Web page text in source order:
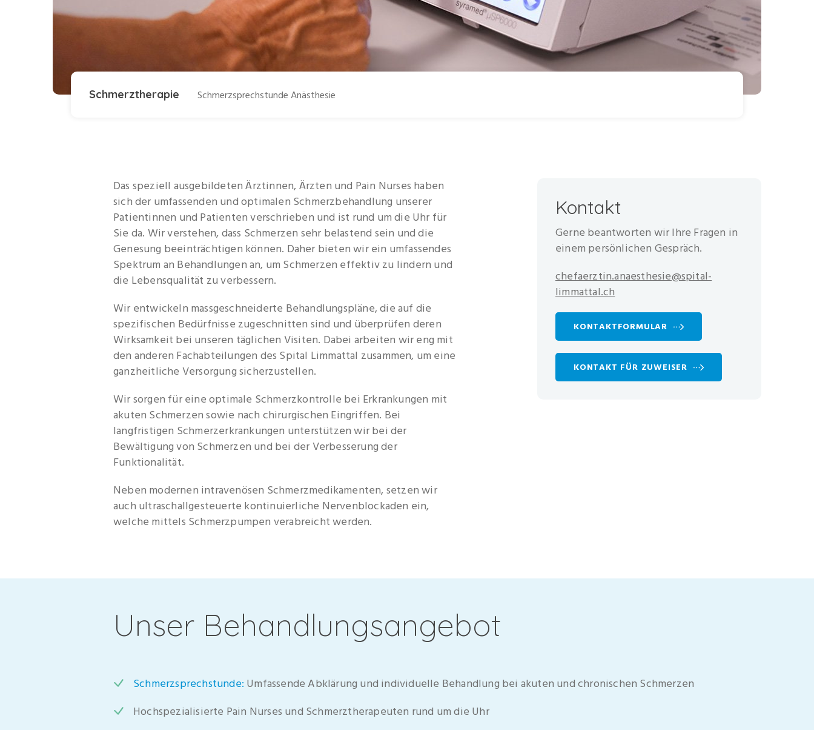
Schmerztherapie Schmerzsprechstunde Anästhesie
Das speziell ausgebildeten Ärztinnen, Ärzten und Pain Nurses haben
sich der umfassenden und optimalen Schmerzbehandlung unserer
Patientinnen und Patienten verschrieben und ist rund um die Uhr für
Sie da. Wir verstehen, dass Schmerzen sehr belastend sein und die
Genesung beeinträchtigen können. Daher bieten wir ein umfassendes
Spektrum an Behandlungen an, um Schmerzen effektiv zu lindern und
die Lebensqualität zu verbessern.
Wir entwickeln massgeschneiderte Behandlungspläne, die auf die
spezifischen Bedürfnisse zugeschnitten sind und überprüfen deren
Wirksamkeit bei unseren täglichen Visiten. Dabei arbeiten wir eng mit
den anderen Fachabteilungen des Spital Limmattal zusammen, um eine
ganzheitliche Versorgung sicherzustellen.
Wir sorgen für eine optimale Schmerzkontrolle bei Erkrankungen mit
akuten Schmerzen sowie nach chirurgischen Eingriffen. Bei
langfristigen Schmerzerkrankungen unterstützen wir bei der
Bewältigung von Schmerzen und bei der Verbesserung der
Funktionalität.
Neben modernen intravenösen Schmerzmedikamenten, setzen wir
auch ultraschallgesteuerte kontinuierliche Nervenblockaden ein,
welche mittels Schmerzpumpen verabreicht werden.
Kontakt
Gerne beantworten wir Ihre Fragen in
einem persönlichen Gespräch.
chefaerztin.anaesthesie@spital-
limmattal.ch
KONTAKTFORMULAR
KONTAKT FÜR ZUWEISER
Unser Behandlungsangebot
Schmerzsprechstunde: Umfassende Abklärung und individuelle Behandlung bei akuten und chronischen Schmerzen
Hochspezialisierte Pain Nurses und Schmerztherapeuten rund um die Uhr